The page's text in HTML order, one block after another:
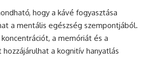
hogy a kávé fogyasztása
a mentális egészség szempontjából.
a memóriát és a
a kognitív hanyatlás